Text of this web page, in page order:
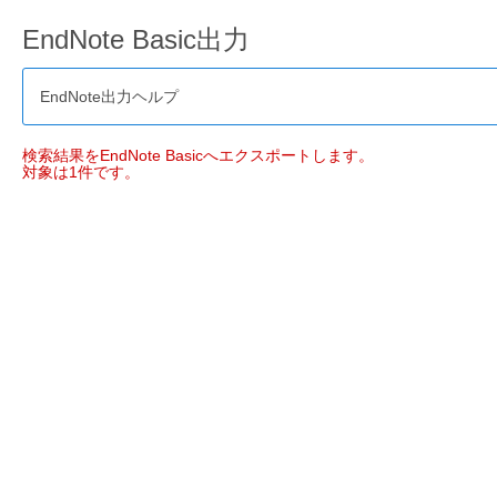
EndNote Basic出力
EndNote出力ヘルプ
検索結果をEndNote Basicへエクスポートします。
対象は1件です。